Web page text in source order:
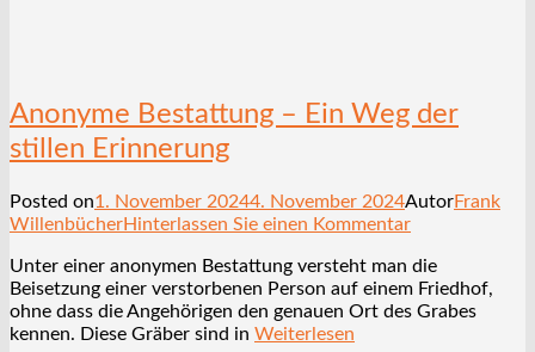
Anonyme Bestattung – Ein Weg der
stillen Erinnerung
Posted on1. November 20244. November 2024AutorFrank
WillenbücherHinterlassen Sie einen Kommentar
Unter einer anonymen Bestattung versteht man die
Beisetzung einer verstorbenen Person auf einem Friedhof,
ohne dass die Angehörigen den genauen Ort des Grabes
kennen. Diese Gräber sind in Weiterlesen